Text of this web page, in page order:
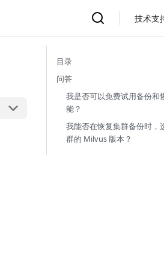
技术支
目录
问答
我是否可以免费试用备份和
能？
我能否在恢复集群备份时，
群的 Milvus 版本？